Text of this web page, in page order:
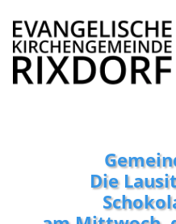
Die